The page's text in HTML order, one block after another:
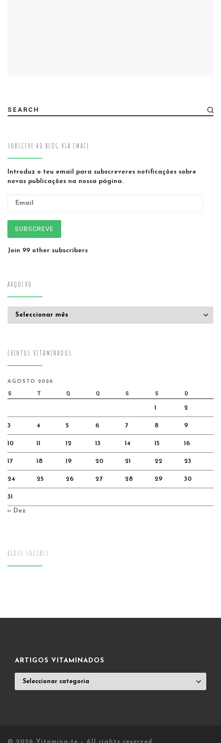
SEARCH
SUBSCEVE AO BLOG VIA EMAIL
Introduz o teu email para subscreveres notificações sobre
novas publicações na nossa página.
SUBSCREVE
Join 99 other subscribers
ARQUIVO
EVENTOS VITAMINADOS
AGOSTO 2026
S T Q Q S S D
1 2
3 4 5 6 7 8 9
10 11 12 13 14 15 16
17 18 19 20 21 22 23
24 25 26 27 28 29 30
31
« Dez
REDES SOCIAIS
ARTIGOS VITAMINADOS
VITAMINADOS